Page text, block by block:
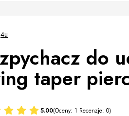
do
taper
5.00(Oceny: 1 Recenzje: 0)